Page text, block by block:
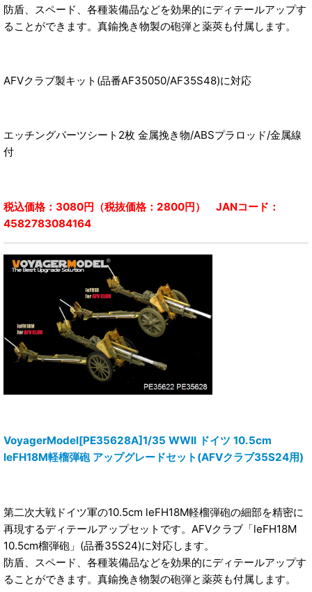
防盾、スペード、各種装備品などを効果的にディテールアップす
ることができます。真鍮挽き物製の砲弾と薬莢も付属します。
AFVクラブ製キット(品番AF35050/AF35S48)に対応
エッチングパーツシート2枚 金属挽き物/ABSプラロッド/金属線
付
税込価格：3080円（税抜価格：2800円） JANコード：
4582783084164
VoyagerModel[PE35628A]1/35 WWII ドイツ 10.5cm
leFH18M軽榴弾砲 アップグレードセット(AFVクラブ35S24用)
第二次大戦ドイツ軍の10.5cm leFH18M軽榴弾砲の細部を精密に
再現するディテールアップセットです。AFVクラブ「leFH18M
10.5cm榴弾砲」(品番35S24)に対応します。
防盾、スペード、各種装備品などを効果的にディテールアップす
ることができます。真鍮挽き物製の砲弾と薬莢も付属します。